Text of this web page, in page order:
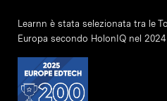
Learnn è stata selezionata tra le
Europa secondo HolonIQ nel 2024